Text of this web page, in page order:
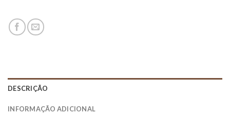
DESCRIÇÃO
INFORMAÇÃO ADICIONAL